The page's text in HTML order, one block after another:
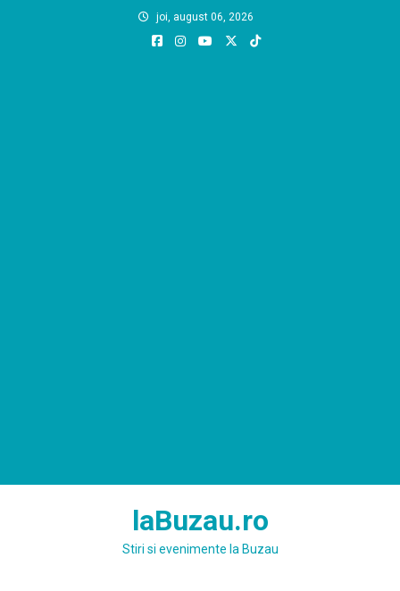
joi, august 06, 2026
laBuzau.ro
Stiri si evenimente la Buzau